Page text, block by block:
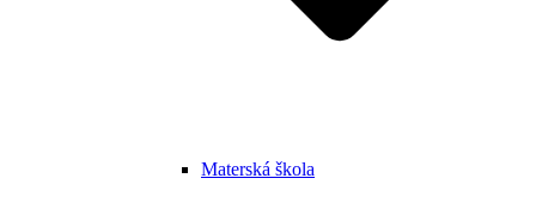
Materská škola